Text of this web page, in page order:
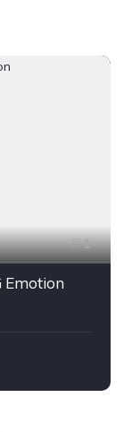
1
Emotion